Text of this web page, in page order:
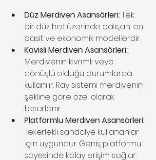
Düz Merdiven Asansörleri: Tek
bir düz hat üzerinde çalışan, en
basit ve ekonomik modellerdir.
Kavisli Merdiven Asansörleri:
Merdivenin kıvrımlı veya
dönüşlü olduğu durumlarda
kullanılır. Ray sistemi merdivenin
şekline göre özel olarak
tasarlanır.
Platformlu Merdiven Asansörleri:
Tekerlekli sandalye kullananlar
için uygundur. Geniş platformu
sayesinde kolay erişim sağlar.